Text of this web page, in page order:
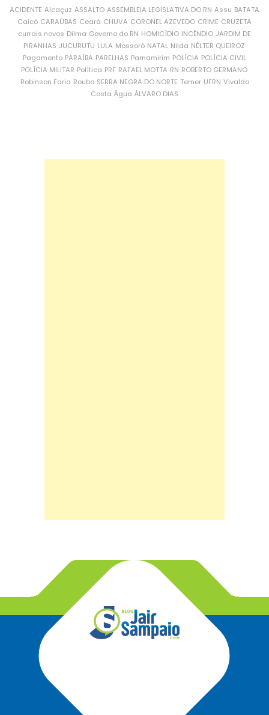
ACIDENTE Alcaçuz ASSALTO ASSEMBLEIA LEGISLATIVA DO RN Assu BATATA
Caicó CARAÚBAS Ceará CHUVA CORONEL AZEVEDO CRIME CRUZETA
currais novos Dilma Governo do RN HOMICÍDIO INCÊNDIO JARDIM DE
PIRANHAS JUCURUTU LULA Mossoró NATAL Nilda NÉLTER QUEIROZ
Pagamento PARAÍBA PARELHAS Parnamirim POLÍCIA POLÍCIA CIVIL
POLÍCIA MILITAR Política PRF RAFAEL MOTTA RN ROBERTO GERMANO
Robinson Faria Roubo SERRA NEGRA DO NORTE Temer UFRN Vivaldo
Costa Água ÁLVARO DIAS